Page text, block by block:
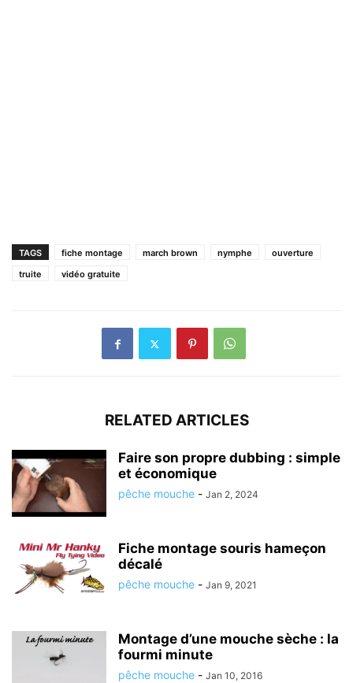
TAGS fiche montage march brown nymphe
ouverture
truite
vidéo gratuite
RELATED ARTICLES
Faire son propre dubbing : simple
et économique
pêche mouche - Jan 2, 2024
Fiche montage souris hameçon
décalé
pêche mouche - Jan 9, 2021
Montage d’une mouche sèche : la
fourmi minute
pêche mouche - Jan 10, 2016